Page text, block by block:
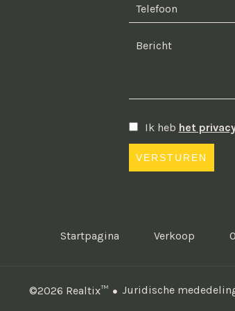
Ik heb het
VERSTUREN
Startpagina Verkoop
©2026 Realtix™ Juridische